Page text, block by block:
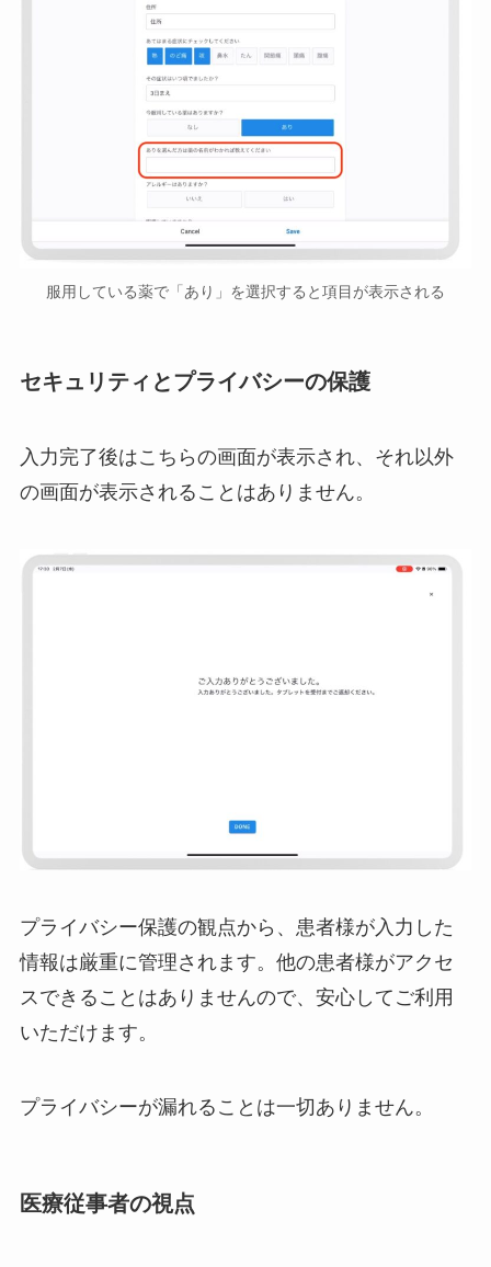
服用している薬で「あり」を選択すると項目が表示される
セキュリティとプライバシーの保護
入力完了後はこちらの画面が表示され、それ以外
の画面が表示されることはありません。
プライバシー保護の観点から、患者様が入力した
情報は厳重に管理されます。他の患者様がアクセ
スできることはありませんので、安心してご利用
いただけます。
プライバシーが漏れることは一切ありません。
医療従事者の視点